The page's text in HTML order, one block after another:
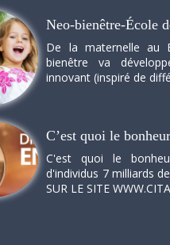
Neo-bienêtre-École
De la maternelle au
bienêtre va
innovant (inspiré de
C’est quoi le
C'est quoi le
d'individus 7 milliards
SUR LE SITE